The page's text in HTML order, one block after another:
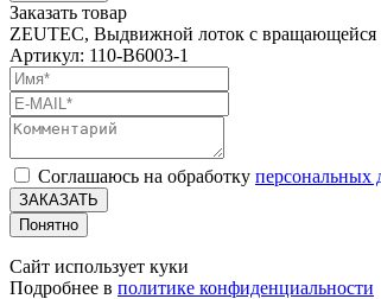
Заказать товар
ZEUTEC, Выдвижной лоток с вращающейся
Артикул: 110-B6003-1
Соглашаюсь на обработку персональных
ЗАКАЗАТЬ
Понятно
Сайт использует куки
Подробнее в политике конфиденциальности